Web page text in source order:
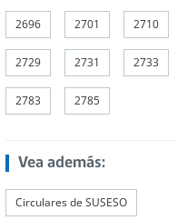
2696 2701 2710
2729 2731 2733
2783 2785
Vea además:
Circulares de SUSESO